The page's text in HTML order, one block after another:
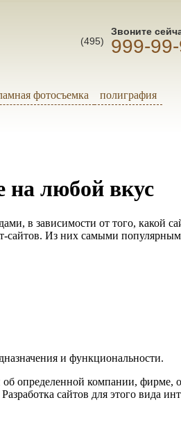
(495)
Звоните
999-
фотосъемка полиграфия
на любой вкус
в зависимости от того, какой
сайтов. Из них самыми
и функциональности.
определенной компании, фирме,
сайтов для этого вида